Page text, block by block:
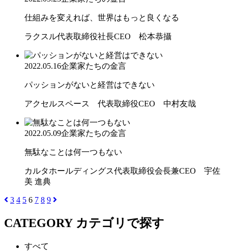
仕組みを変えれば、世界はもっと良くなる
ラクスル代表取締役社長CEO 松本恭攝
2022.05.16企業家たちの金言
パッションがないと経営はできない
アクセルスペース 代表取締役CEO 中村友哉
2022.05.09企業家たちの金言
無駄なことは何一つもない
カルタホールディングス代表取締役会長兼CEO 宇佐
美 進典
3 4 5 6 7 8 9
CATEGORY カテゴリで探す
すべて